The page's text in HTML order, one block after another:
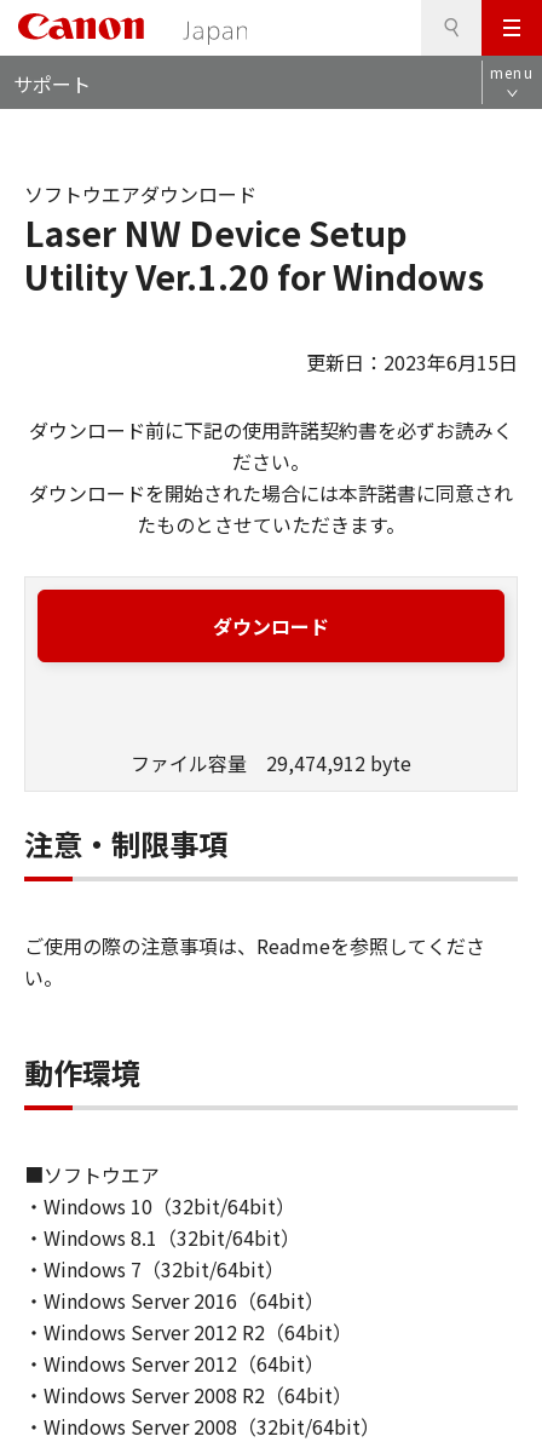
メ
ニ
ュ
サポート menu
Laser NW Device Setup
Utility Ver.1.20 for Windows
ソフトウエアダウンロード
更新日：2023年6月15日
ダウンロード前に下記の使用許諾契約書を必ずお読みく
ださい。
ダウンロードを開始された場合には本許諾書に同意され
たものとさせていただきます。
ダウンロード
ファイル容量 29,474,912 byte
注意・制限事項
ご使用の際の注意事項は、Readmeを参照してくださ
い。
動作環境
■ソフトウエア
・Windows 10（32bit/64bit）
・Windows 8.1（32bit/64bit）
・Windows 7（32bit/64bit）
・Windows Server 2016（64bit）
・Windows Server 2012 R2（64bit）
・Windows Server 2012（64bit）
・Windows Server 2008 R2（64bit）
・Windows Server 2008（32bit/64bit）